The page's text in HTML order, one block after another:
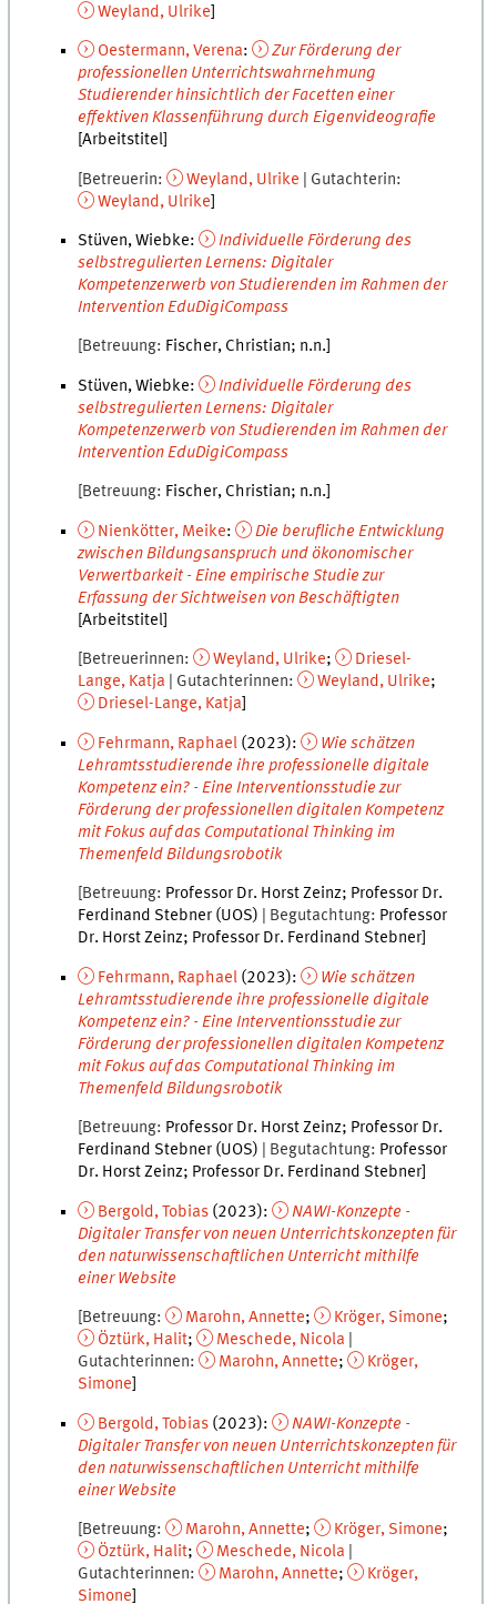
Weyland, Ulrike
Oestermann,Verena:
Zur Förderung der
professionellen Unterrichtswahrnehmung
Studierender hinsichtlich der Facetten einer
effektiven Klassenführung durch Eigenvideografie
[Arbeitstitel]
Betreuerin Weyland, Ulrike
Gutachterin
Weyland, Ulrike
Stüven, Wiebke:
Individuelle Förderung des
selbstregulierten Lernens: Digitaler
Kompetenzerwerb von Studierenden im Rahmen der
Intervention EduDigiCompass
Betreuung Fischer, Christian n.n.
Stüven, Wiebke:
Individuelle Förderung des
selbstregulierten Lernens: Digitaler
Kompetenzerwerb von Studierenden im Rahmen der
Intervention EduDigiCompass
Betreuung Fischer, Christian n.n.
Nienkötter, Meike:
Die berufliche Entwicklung
zwischen Bildungsanspruch und ökonomischer
Verwertbarkeit - Eine empirische Studie zur
Erfassung der Sichtweisen von Beschäftigten
[Arbeitstitel]
Betreuerinnen Weyland, Ulrike
Driesel-
Lange, Katja Gutachterinnen Weyland, Ulrike
Driesel-Lange, Katja
Fehrmann, Raphael (2023):
Wie schätzen
Lehramtsstudierende ihre professionelle digitale
Kompetenz ein? - Eine Interventionsstudie zur
Förderung der professionellen digitalen Kompetenz
mit Fokus auf das Computational Thinking im
Themenfeld Bildungsrobotik
Betreuung Professor Dr. Horst Zeinz
Professor Dr.
Ferdinand Stebner (UOS)
Begutachtung Professor
Dr. Horst Zeinz
Professor Dr. Ferdinand Stebner
Fehrmann, Raphael (2023):
Wie schätzen
Lehramtsstudierende ihre professionelle digitale
Kompetenz ein? - Eine Interventionsstudie zur
Förderung der professionellen digitalen Kompetenz
mit Fokus auf das Computational Thinking im
Themenfeld Bildungsrobotik
Betreuung Professor Dr. Horst Zeinz
Professor Dr.
Ferdinand Stebner (UOS)
Begutachtung Professor
Dr. Horst Zeinz
Professor Dr. Ferdinand Stebner
Bergold,Tobias (2023):
NAWI-Konzepte -
Digitaler Transfer von neuen Unterrichtskonzepten für
den naturwissenschaftlichen Unterricht mithilfe
einer Website
Betreuung Marohn,Annette Kröger, Simone
Öztürk, Halit Meschede, Nicola
Gutachterinnen
Marohn,Annette Kröger,
Simone
Bergold,Tobias (2023):
NAWI-Konzepte -
Digitaler Transfer von neuen Unterrichtskonzepten für
den naturwissenschaftlichen Unterricht mithilfe
einer Website
Betreuung Marohn,Annette Kröger, Simone
Öztürk, Halit Meschede, Nicola
Gutachterinnen
Marohn,Annette Kröger,
Simone